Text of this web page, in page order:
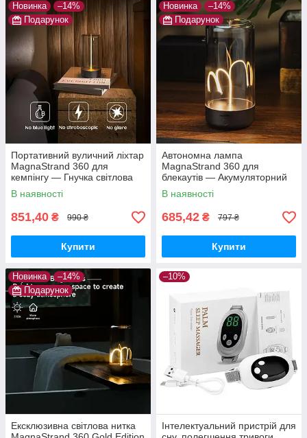
Новинка
–14%
Подарунок
Портативний вуличний ліхтар
MagnaStrand 360 для
кемпінгу — Гнучка світлова
нитка 360° з магнітним
кріпленням та Type-C
В наявності
851,40 ₴ 990 ₴
Купити
Новинка
–14%
Подарунок
Автономна лампа
MagnaStrand 360 для
блекаутів — Акумуляторний
світильник «Квантовий дріт» з
Type-C та потужним магнітом
В наявності
685,42 ₴ 797 ₴
Купити
Новинка
–14%
Подарунок
Ексклюзивна світлова нитка
–10%
Інтелектуальний пристрій для